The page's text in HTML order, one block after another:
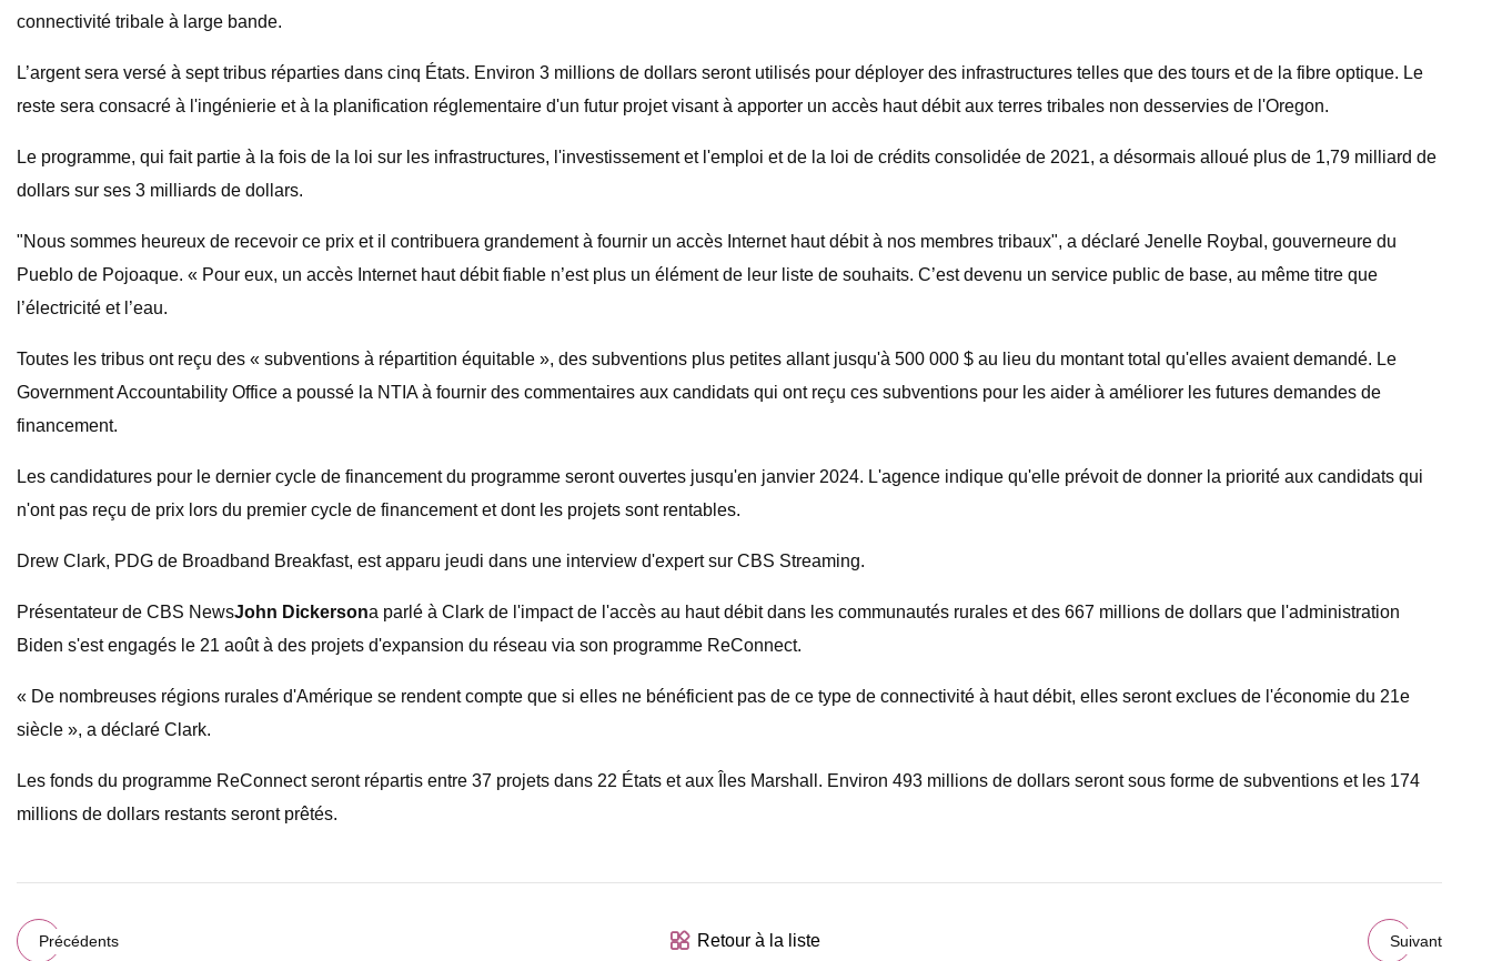
connectivité tribale à large bande.
L’argent sera versé à sept tribus réparties dans cinq États. Environ 3 millions de dollars seront utilisés pour déployer des infrastructures telles que des tours et de la fibre optique. Le
reste sera consacré à l'ingénierie et à la planification réglementaire d'un futur projet visant à apporter un accès haut débit aux terres tribales non desservies de l'Oregon.
Le programme, qui fait partie à la fois de la loi sur les infrastructures, l'investissement et l'emploi et de la loi de crédits consolidée de 2021, a désormais alloué plus de 1,79 milliard de
dollars sur ses 3 milliards de dollars.
"Nous sommes heureux de recevoir ce prix et il contribuera grandement à fournir un accès Internet haut débit à nos membres tribaux", a déclaré Jenelle Roybal, gouverneure du
Pueblo de Pojoaque. « Pour eux, un accès Internet haut débit fiable n’est plus un élément de leur liste de souhaits. C’est devenu un service public de base, au même titre que
l’électricité et l’eau.
Toutes les tribus ont reçu des « subventions à répartition équitable », des subventions plus petites allant jusqu'à 500 000 $ au lieu du montant total qu'elles avaient demandé. Le
Government Accountability Office a poussé la NTIA à fournir des commentaires aux candidats qui ont reçu ces subventions pour les aider à améliorer les futures demandes de
financement.
Les candidatures pour le dernier cycle de financement du programme seront ouvertes jusqu'en janvier 2024. L'agence indique qu'elle prévoit de donner la priorité aux candidats qui
n'ont pas reçu de prix lors du premier cycle de financement et dont les projets sont rentables.
Drew Clark, PDG de Broadband Breakfast, est apparu jeudi dans une interview d'expert sur CBS Streaming.
Présentateur de CBS NewsJohn Dickersona parlé à Clark de l'impact de l'accès au haut débit dans les communautés rurales et des 667 millions de dollars que l'administration
Biden s'est engagés le 21 août à des projets d'expansion du réseau via son programme ReConnect.
« De nombreuses régions rurales d'Amérique se rendent compte que si elles ne bénéficient pas de ce type de connectivité à haut débit, elles seront exclues de l'économie du 21e
siècle », a déclaré Clark.
Les fonds du programme ReConnect seront répartis entre 37 projets dans 22 États et aux Îles Marshall. Environ 493 millions de dollars seront sous forme de subventions et les 174
millions de dollars restants seront prêtés.
Précédents Retour à la liste Suivant